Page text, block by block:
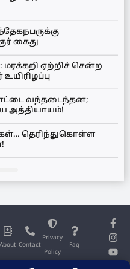
கைது
மரக்கறி ஏற்றிச் சென்ற
நாட்டை வந்தடைந்தன;
அத்தியாயம்!
தெரிந்துகொள்ள
About Contact
Privacy
Policy
Faq